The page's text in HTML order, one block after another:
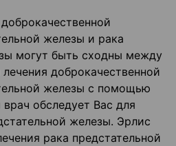
железы и рака
могут быть сходны между
доброкачественной
железы с помощью
обследует Вас для
железы. Эрлис
рака предстательной